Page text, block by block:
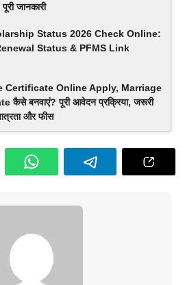
जानकारी
Status 2026 Check Online:
Status & PFMS Link
Certificate Online Apply, Marriage
कैसे बनवाएं? पूरी आवेदन प्रक्रिया, जरूरी
और फीस